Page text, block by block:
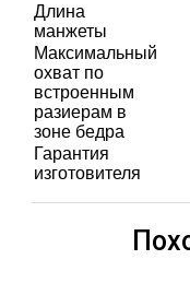
Длина
манжеты
Максимальный
охват по
встроенным
разиерам в
зоне бедра
Гарантия
изготовителя